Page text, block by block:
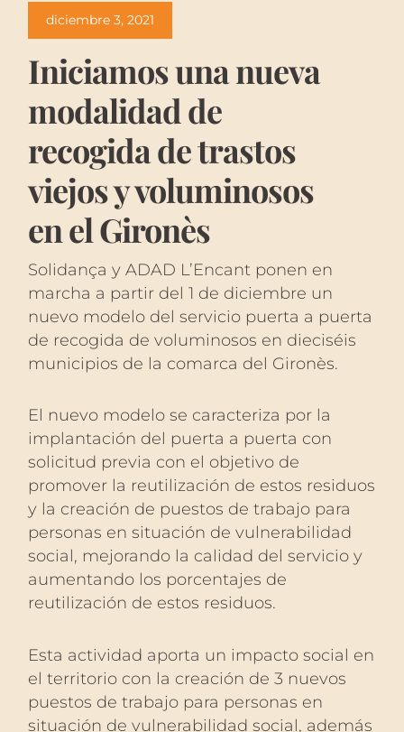
diciembre 3, 2021
Iniciamos una nueva
modalidad de
recogida de trastos
viejos y voluminosos
en el Gironès
Solidança y ADAD L’Encant ponen en
marcha a partir del 1 de diciembre un
nuevo modelo del servicio puerta a puerta
de recogida de voluminosos en dieciséis
municipios de la comarca del Gironès.
El nuevo modelo se caracteriza por la
implantación del puerta a puerta con
solicitud previa con el objetivo de
promover la reutilización de estos residuos
y la creación de puestos de trabajo para
personas en situación de vulnerabilidad
social, mejorando la calidad del servicio y
aumentando los porcentajes de
reutilización de estos residuos.
Esta actividad aporta un impacto social en
el territorio con la creación de 3 nuevos
puestos de trabajo para personas en
situación de vulnerabilidad social, además